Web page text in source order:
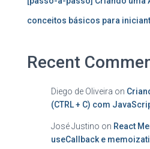
conceitos básicos para
Recent
Diego de Oliveira on
(CTRL + C) com
José Justino on React
useCallback e